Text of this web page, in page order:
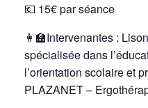
💶 15€ par séance
👩‍🏫Intervenantes :
spécialisée dans
l’orientation scolaire et
PLAZANET –